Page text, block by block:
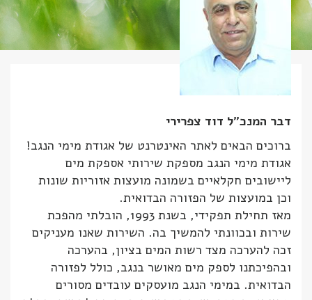
דבר המנכ"ל דוד צפרירי
ברוכים הבאים לאתר האינטרנט של אגודת מימי הנגב!
אגודת מימי הנגב מספקת שירותי אספקת מים
ליישובים חקלאיים בשמונה מועצות אזוריות שונות
וכן במועצות של הפזורה הבדואית.
מאז תחילת תפקידי, בשנת 1993, הובלתי מהפכת
שירות ובכוונתי להמשיך בה. השירות שאנו מעניקים
זכה להערכה מצד רשות המים בציון, בהערכה
ובהפיכתנו לספק מים מאושר בנגב, כולל לפזורה
הבדואית. במימי הנגב מועסקים עובדים מסורים